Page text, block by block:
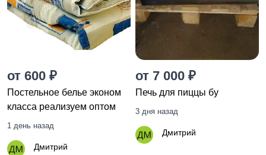
от 600 ₽
Постельное белье эконом
класса реализуем оптом
1 день назад
Дмитрий
от 7 000 ₽
Печь для пиццы бу
3 дня назад
Дмитрий